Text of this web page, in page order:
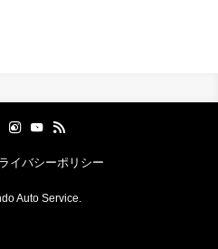
イバシーポリシー
Auto Service.